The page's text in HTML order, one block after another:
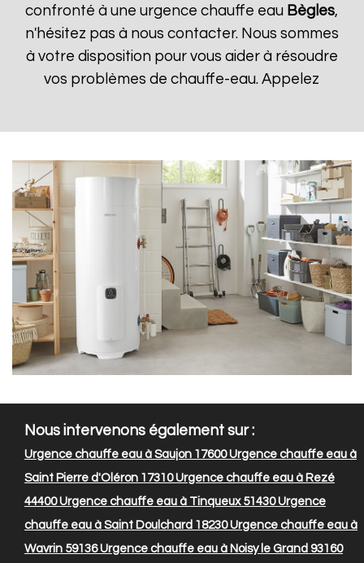
confronté à une urgence chauffe eau Bègles,
n'hésitez pas à nous contacter. Nous sommes
à votre disposition pour vous aider à résoudre
vos problèmes de chauffe-eau. Appelez
Nous intervenons également sur :
Urgence chauffe eau à Saujon 17600Urgence chauffe eau à
Saint Pierre d'Oléron 17310Urgence chauffe eau à Rezé
44400Urgence chauffe eau à Tinqueux 51430Urgence
chauffe eau à Saint Doulchard 18230Urgence chauffe eau à
Wavrin 59136Urgence chauffe eau à Noisy le Grand 93160